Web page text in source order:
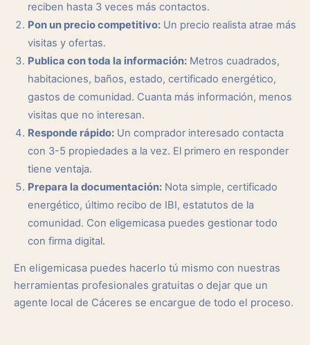
reciben hasta 3 veces más contactos.
Pon un precio competitivo: Un precio realista atrae más
visitas y ofertas.
Publica con toda la información: Metros cuadrados,
habitaciones, baños, estado, certificado energético,
gastos de comunidad. Cuanta más información, menos
visitas que no interesan.
Responde rápido: Un comprador interesado contacta
con 3-5 propiedades a la vez. El primero en responder
tiene ventaja.
Prepara la documentación: Nota simple, certificado
energético, último recibo de IBI, estatutos de la
comunidad. Con eligemicasa puedes gestionar todo
con firma digital.
En eligemicasa puedes hacerlo tú mismo con nuestras
herramientas profesionales gratuitas o dejar que un
agente local de Cáceres se encargue de todo el proceso.